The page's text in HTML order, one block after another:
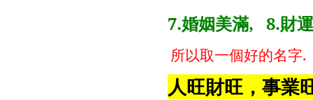
7.婚姻美滿, 8.財
所以取一個好的名字
人旺財旺 ，事業